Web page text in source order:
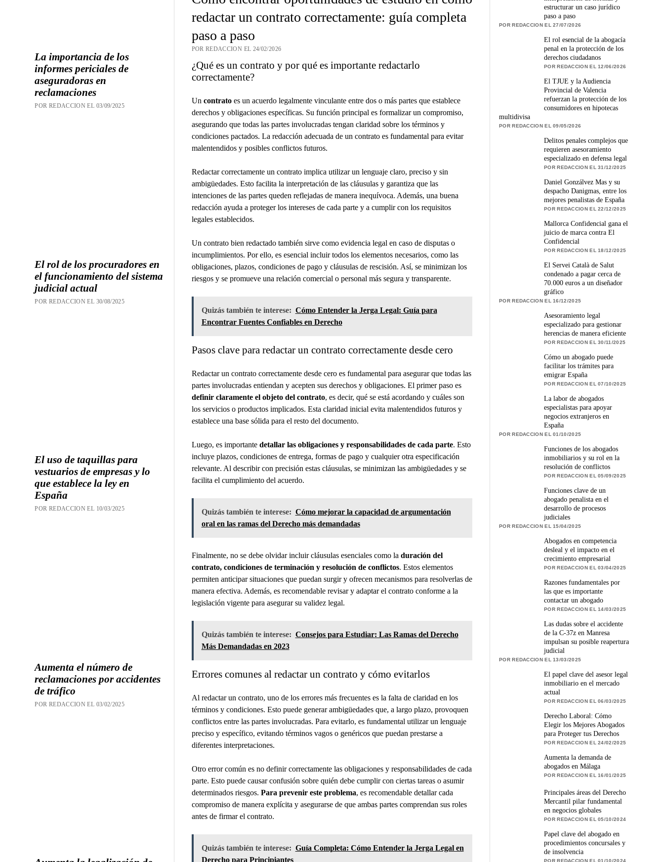
La importancia de los
informes periciales de
aseguradoras en
reclamaciones
POR REDACCION EL 03/09/2025
El rol de los procuradores en
el funcionamiento del sistema
judicial actual
POR REDACCION EL 30/08/2025
El uso de taquillas para
vestuarios de empresas y lo
que establece la ley en
España
POR REDACCION EL 10/03/2025
Aumenta el número de
reclamaciones por accidentes
de tráfico
POR REDACCION EL 03/02/2025
redactar un contrato correctamente: guía completa
paso a paso
POR REDACCION EL 24/02/2026
¿Qué es un contrato y por qué es importante redactarlo
correctamente?
Un contratoes un acuerdo legalmente vinculante entre dos o más partes que establece
derechos y obligaciones específicas. Su función principal es formalizar un compromiso,
asegurando que todas las partes involucradas tengan claridad sobre los términos y
condiciones pactados. La redacción adecuada de un contrato es fundamental para evitar
malentendidos y posibles conflictos futuros.
Redactar correctamente un contrato implica utilizar un lenguaje claro, preciso y sin
ambigüedades. Esto facilita la interpretación de las cláusulas y garantiza que las
intenciones de las partes queden reflejadas de manera inequívoca. Además, una buena
redacción ayuda a proteger los intereses de cada parte y a cumplir con los requisitos
legales establecidos.
Un contrato bien redactado también sirve como evidencia legal en caso de disputas o
incumplimientos. Por ello, es esencial incluir todos los elementos necesarios, como las
obligaciones, plazos, condiciones de pago y cláusulas de rescisión. Así, se minimizan los
riesgos y se promueve una relación comercial o personal más segura y transparente.
Quizás también te interese: Cómo Entender la Jerga Legal: Guía para
Encontrar Fuentes Confiables en Derecho
Pasos clave para redactar un contrato correctamente desde cero
Redactar un contrato correctamente desde cero es fundamental para asegurar que todas las
partes involucradas entiendan y acepten sus derechos y obligaciones. El primer paso es
definir claramente el objeto del contrato, es decir, qué se está acordando y cuáles son
los servicios o productos implicados. Esta claridad inicial evita malentendidos futuros y
establece una base sólida para el resto del documento.
Luego, es importante detallar las obligaciones y responsabilidades de cada parte. Esto
incluye plazos, condiciones de entrega, formas de pago y cualquier otra especificación
relevante. Al describir con precisión estas cláusulas, se minimizan las ambigüedades y se
facilita el cumplimiento del acuerdo.
Quizás también te interese: Cómo mejorar la capacidad de argumentación
oral en las ramas del Derecho más demandadas
Finalmente, no se debe olvidar incluir cláusulas esenciales como la duración del
contrato, condiciones de terminación y resolución de conflictos. Estos elementos
permiten anticipar situaciones que puedan surgir y ofrecen mecanismos para resolverlas de
manera efectiva. Además, es recomendable revisar y adaptar el contrato conforme a la
legislación vigente para asegurar su validez legal.
Quizás también te interese: Consejos para Estudiar: Las Ramas del Derecho
Más Demandadas en 2023
Errores comunes al redactar un contrato y cómo evitarlos
Al redactar un contrato, uno de los errores más frecuentes es la falta de claridad en los
términos y condiciones. Esto puede generar ambigüedades que, a largo plazo, provoquen
conflictos entre las partes involucradas. Para evitarlo, es fundamental utilizar un lenguaje
preciso y específico, evitando términos vagos o genéricos que puedan prestarse a
diferentes interpretaciones.
Otro error común es no definir correctamente las obligaciones y responsabilidades de cada
parte. Esto puede causar confusión sobre quién debe cumplir con ciertas tareas o asumir
determinados riesgos. Para prevenir este problema, es recomendable detallar cada
compromiso de manera explícita y asegurarse de que ambas partes comprendan sus roles
antes de firmar el contrato.
Quizás también te interese: Guía Completa: Cómo Entender la Jerga Legal en
Derecho para Principiantes
estructurar un caso jurídico
paso a paso
POR REDACCION EL 27/07/2026
El rol esencial de la abogacía
penal en la protección de los
derechos ciudadanos
POR REDACCION EL 12/06/2026
El TJUE y la Audiencia
Provincial de Valencia
refuerzan la protección de los
consumidores en hipotecas
multidivisa
POR REDACCION EL 09/05/2026
Delitos penales complejos que
requieren asesoramiento
especializado en defensa legal
POR REDACCION EL 31/12/2025
Daniel Gonzálvez Mas y su
despacho Danigmas, entre los
mejores penalistas de España
POR REDACCION EL 22/12/2025
Mallorca Confidencial gana el
juicio de marca contra El
Confidencial
POR REDACCION EL 18/12/2025
El Servei Català de Salut
condenado a pagar cerca de
70.000 euros a un diseñador
gráfico
POR REDACCION EL 16/12/2025
Asesoramiento legal
especializado para gestionar
herencias de manera eficiente
POR REDACCION EL 30/11/2025
Cómo un abogado puede
facilitar los trámites para
emigrar España
POR REDACCION EL 07/10/2025
La labor de abogados
especialistas para apoyar
negocios extranjeros en
España
POR REDACCION EL 01/10/2025
Funciones de los abogados
inmobiliarios y su rol en la
resolución de conflictos
POR REDACCION EL 05/09/2025
Funciones clave de un
abogado penalista en el
desarrollo de procesos
judiciales
POR REDACCION EL 15/04/2025
Abogados en competencia
desleal y el impacto en el
crecimiento empresarial
POR REDACCION EL 03/04/2025
Razones fundamentales por
las que es importante
contactar un abogado
POR REDACCION EL 14/03/2025
Las dudas sobre el accidente
de la C-37z en Manresa
impulsan su posible reapertura
judicial
POR REDACCION EL 13/03/2025
El papel clave del asesor legal
inmobiliario en el mercado
actual
POR REDACCION EL 06/03/2025
Derecho Laboral: Cómo
Elegir los Mejores Abogados
para Proteger tus Derechos
POR REDACCION EL 24/02/2025
Aumenta la demanda de
abogados en Málaga
POR REDACCION EL 16/01/2025
Principales áreas del Derecho
Mercantil pilar fundamental
en negocios globales
POR REDACCION EL 05/10/2024
Papel clave del abogado en
procedimientos concursales y
de insolvencia
POR REDACCION EL 01/10/2024